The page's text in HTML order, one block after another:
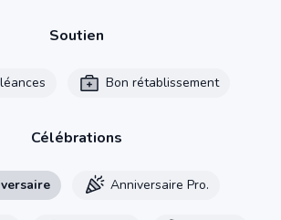
Soutien
Bon rétablissement
Célébrations
Anniversaire Pro.